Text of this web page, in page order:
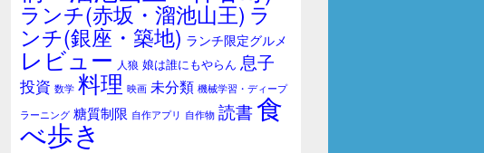
ランチ(赤坂・溜池山王) ラ
ンチ(銀座・築地) ランチ限定グルメ
レビュー 人狼 娘は誰にもやらん 息子
投資 数学 料理 映画 未分類 機械学習・ディープ
ラーニング 糖質制限 自作アプリ 自作物 読書食
べ歩き